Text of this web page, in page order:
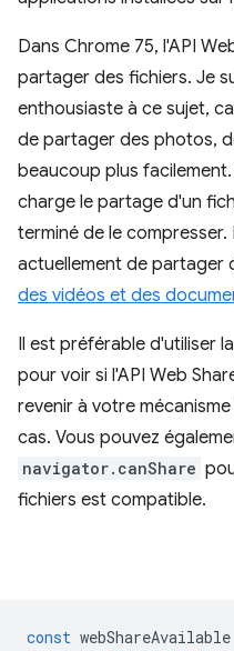
Dans Chrome 75, l'API
partager des fichiers. Je
enthousiaste à ce sujet,
de partager des photos,
beaucoup plus
charge le partage d'un
terminé de le compresser.
actuellement de partager
des vidéos et des
Il est préférable d'utiliser
pour voir si l'API Web
revenir à votre
cas. Vous pouvez
navigator.canShare
fichiers est compatible.
const webShareAvailable